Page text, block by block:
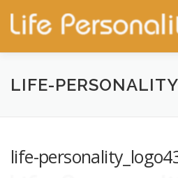
ホーム サービス 施行事例
LIFE-
life-